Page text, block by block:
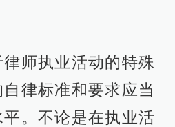
师执业活动的特殊
律标准和要求应当
。不论是在执业活